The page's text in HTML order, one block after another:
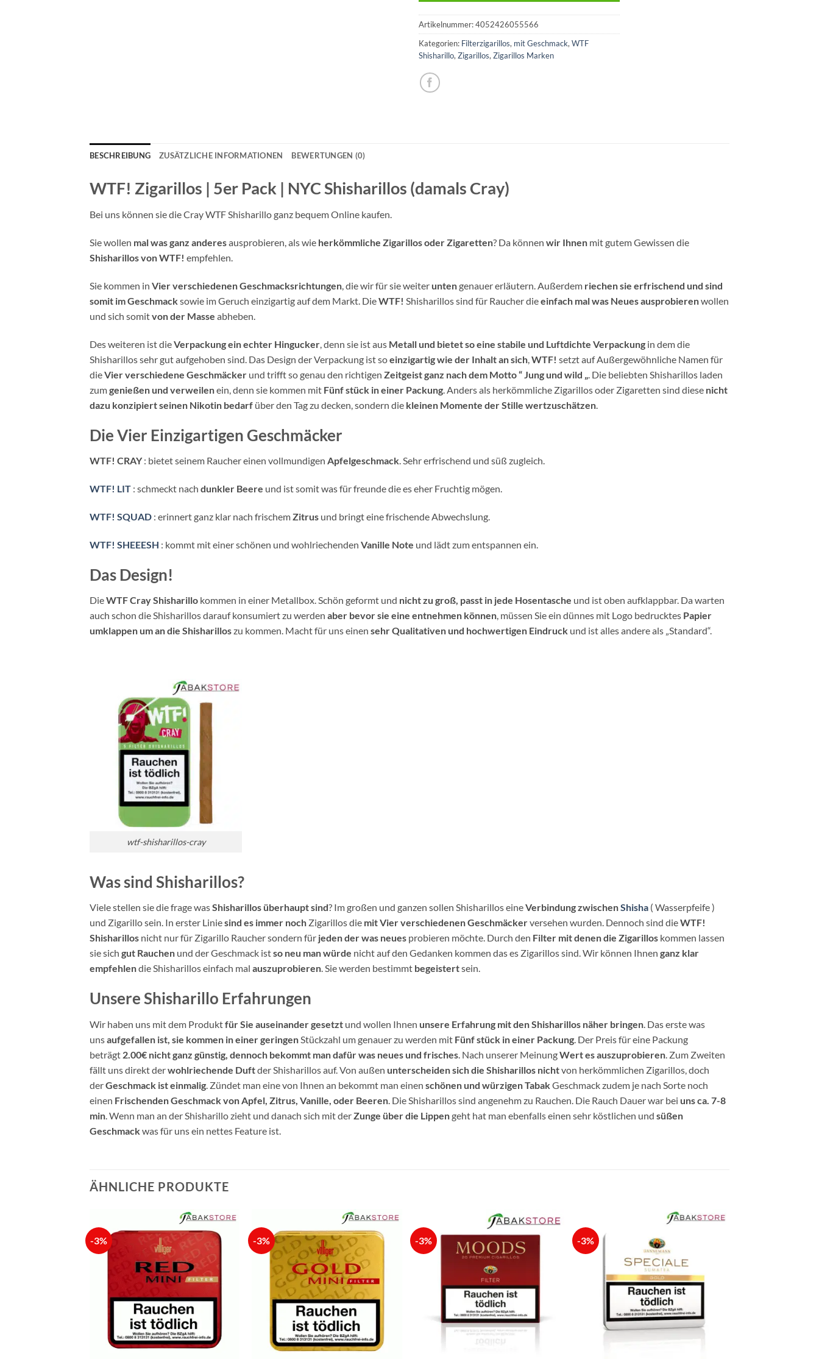
Artikelnummer:4052426055566
Kategorien: Filterzigarillos, mit Geschmack, WTF
Shisharillo, Zigarillos, Zigarillos Marken
BESCHREIBUNG ZUSÄTZLICHE INFORMATIONEN BEWERTUNGEN (0)
WTF! Zigarillos | 5er Pack | NYC Shisharillos (damals Cray)
Bei uns können sie die Cray WTF Shisharillo ganz bequem Online kaufen.
Sie wollen mal was ganz anderesausprobieren, als wie herkömmliche Zigarillos oder Zigaretten? Da können wir Ihnen mit gutem Gewissen die
Shisharillos von WTF! empfehlen.
Sie kommen in Vier verschiedenen Geschmacksrichtungen, die wir für sie weiter untengenauer erläutern. Außerdem riechen sie erfrischend und sind
somit im Geschmacksowie im Geruch einzigartig auf dem Markt. DieWTF! Shisharillos sind für Raucher dieeinfach mal was Neues ausprobierenwollen
und sich somitvon der Masse abheben.
Des weiteren ist dieVerpackung ein echter Hingucker, denn sie ist aus Metall und bietet so eine stabile und Luftdichte Verpackung in dem die
Shisharillos sehr gut aufgehoben sind. Das Design der Verpackung ist soeinzigartig wie der Inhalt an sich,WTF! setzt auf Außergewöhnliche Namen für
dieVier verschiedene Geschmäcker und trifft so genau den richtigen Zeitgeist ganz nach dem Motto “ Jung und wild „. Die beliebten Shisharillos laden
zumgenießen und verweilenein, denn sie kommen mit Fünf stück in einer Packung. Anders als herkömmliche Zigarillos oder Zigaretten sind diese nicht
dazu konzipiert seinen Nikotin bedarf über den Tag zu decken, sondern die kleinen Momente der Stille wertzuschätzen.
Die Vier Einzigartigen Geschmäcker
WTF! CRAY: bietet seinem Raucher einen vollmundigen Apfelgeschmack. Sehr erfrischend und süß zugleich.
WTF! LIT : schmeckt nach dunkler Beere und ist somit was für freunde die es eher Fruchtig mögen.
WTF! SQUAD : erinnert ganz klar nach frischemZitrus und bringt eine frischende Abwechslung.
WTF! SHEEESH : kommt mit einer schönen und wohlriechenden Vanille Note und lädt zum entspannen ein.
Das Design!
DieWTF Cray Shisharillo kommen in einer Metallbox. Schön geformt und nicht zu groß, passt in jede Hosentasche und ist oben aufklappbar. Da warten
auch schon die Shisharillos darauf konsumiert zu werden aber bevor sie eine entnehmen können, müssen Sie ein dünnes mit Logo bedrucktes Papier
umklappen um an die Shisharilloszu kommen. Macht für uns einen sehr Qualitativen und hochwertigen Eindruck und ist alles andere als „Standard“.
wtf-shisharillos-cray
Was sind Shisharillos?
Viele stellen sie die frage wasShisharillos überhaupt sind? Im großen und ganzen sollen Shisharillos eineVerbindung zwischenShisha ( Wasserpfeife )
und Zigarillo sein. In erster Liniesind es immer noch Zigarillos die mit Vier verschiedenen Geschmäckerversehen wurden. Dennoch sind dieWTF!
Shisharillos nicht nur für Zigarillo Raucher sondern für jeden der was neues probieren möchte. Durch den Filter mit denen die Zigarillos kommen lassen
sie sich gut Rauchen und der Geschmack istso neu man würde nicht auf den Gedanken kommen das es Zigarillos sind. Wir können Ihnen ganz klar
empfehlendie Shisharillos einfach mal auszuprobieren. Sie werden bestimmt begeistertsein.
Unsere Shisharillo Erfahrungen
Wir haben uns mit dem Produktfür Sie auseinander gesetzt und wollen Ihnen unsere Erfahrung mit den Shisharillos näher bringen. Das erste was
unsaufgefallen ist, sie kommen in einer geringenStückzahl um genauer zu werden mit Fünf stück in einer Packung. Der Preis für eine Packung
beträgt 2.00€ nicht ganz günstig, dennoch bekommt man dafür was neues und frisches. Nach unserer MeinungWert es auszuprobieren. Zum Zweiten
fällt uns direkt derwohlriechende Duftder Shisharillos auf. Von außen unterscheiden sich die Shisharillos nichtvon herkömmlichen Zigarillos, doch
derGeschmack ist einmalig. Zündet man eine von Ihnen an bekommt man einen schönen und würzigen TabakGeschmack zudem je nach Sorte noch
einen Frischenden Geschmack von Apfel, Zitrus, Vanille, oder Beeren. Die Shisharillos sind angenehm zu Rauchen. Die Rauch Dauer war bei uns ca. 7-8
min. Wenn man an der Shisharillo zieht und danach sich mit derZunge über die Lippengeht hat man ebenfalls einen sehr köstlichen und süßen
Geschmackwas für uns ein nettes Feature ist.
ÄHNLICHE PRODUKTE
-3% -3% -3% -3%